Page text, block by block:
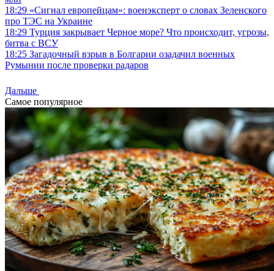
18:29 «Сигнал европейцам»: военэксперт о словах Зеленского
про ТЭС на Украине
18:29 Турция закрывает Черное море? Что происходит, угрозы,
битва с ВСУ
18:25 Загадочный взрыв в Болгарии озадачил военных
Румынии после проверки радаров
Дальше
Самое популярное